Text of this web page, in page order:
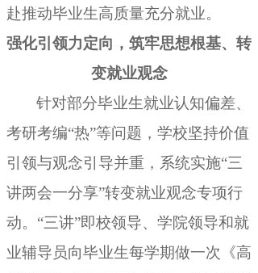
赴推动毕业生高质量充分就业。
强化引领力定向 ， 筑牢思想根基、转
变就业观念
针对部分毕业生就业认知偏差、
考研考编“热”等问题 ， 学校坚持价值
引领与观念引导并重，系统实施“三
讲两会一分享”转变就业观念专项行
动。 “三讲”即校领导、学院领导和就
业辅导员向毕业生每学期做一次《高